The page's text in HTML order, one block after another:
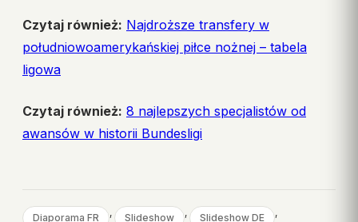
Czytaj również: Najdroższe transfery w
południowoamerykańskiej piłce nożnej – tabela
ligowa
Czytaj również: 8 najlepszych specjalistów od
awansów w historii Bundesligi
Diaporama FR , Slideshow , Slideshow DE ,